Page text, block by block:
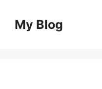
contentMy Blog